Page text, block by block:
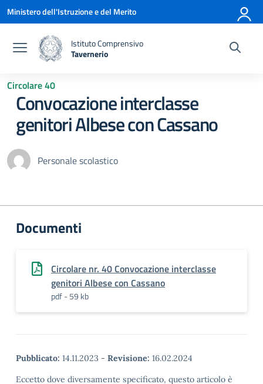
Vai ai contenuti
Vai al menu di navigazione
Vai al footer
Ministero dell'Istruzione e del Merito
Istituto Comprensivo
Tavernerio
Circolare 40
Convocazione interclasse
genitori Albese con Cassano
Personale scolastico
Documenti
Circolare nr. 40 Convocazione interclasse
genitori Albese con Cassano
pdf - 59 kb
Pubblicato: 14.11.2023 - Revisione: 16.02.2024
Eccetto dove diversamente specificato, questo articolo è